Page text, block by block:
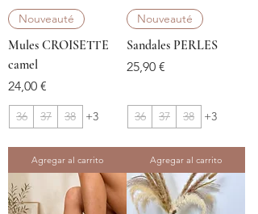
Nouveauté
Mules CROISETTE
camel
Precio
24,00 €
36 37 38 +3
Agregar al carrito
Nouveauté
Sandales PERLES
Precio
25,90 €
36 37 38 +3
Agregar al carrito